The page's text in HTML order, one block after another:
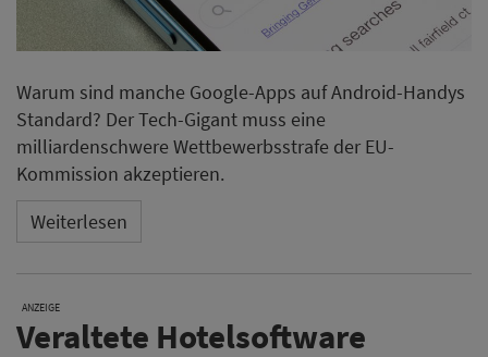
ANZEIGE
Veraltete Hotelsoftware
erkennen: 6 Warnsignale und
Sofortmaßnahmen für mehr
Effizienz